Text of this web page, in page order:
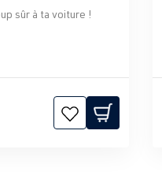
sûr à ta voiture !